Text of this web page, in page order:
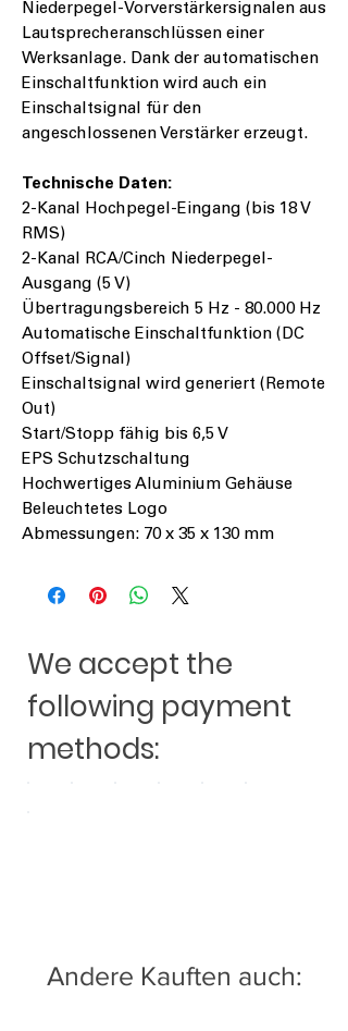
Niederpegel-Vorverstärkersignalen aus
Lautsprecheranschlüssen einer
Werksanlage. Dank der automatischen
Einschaltfunktion wird auch ein
Einschaltsignal für den
angeschlossenen Verstärker erzeugt.
Technische Daten:
2-Kanal Hochpegel-Eingang (bis 18 V
RMS)
2-Kanal RCA/Cinch Niederpegel-
Ausgang (5 V)
Übertragungsbereich 5 Hz - 80.000 Hz
Automatische Einschaltfunktion (DC
Offset/Signal)
Einschaltsignal wird generiert (Remote
Out)
Start/Stopp fähig bis 6,5 V
EPS Schutzschaltung
Hochwertiges Aluminium Gehäuse
Beleuchtetes Logo
Abmessungen: 70 x 35 x 130 mm
We accept the
following payment
methods:
Andere Kauften auch: